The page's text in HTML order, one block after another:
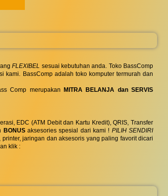
FLEXIBEL sesuai kebutuhan anda. Toko BassComp
kami. BassComp adalah toko komputer termurah dan
Comp merupakan
MITRA BELANJA dan SERVIS
EDC (ATM Debit dan Kartu Kredit), QRIS, Transfer
BONUSaksesories spesial dari kami ! PILIH SENDIRI
jaringan dan aksesoris yang paling favorit dicari
klik :